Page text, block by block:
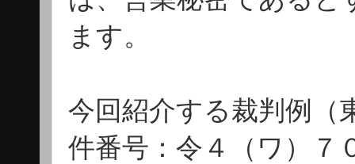
ます。
今回紹介する裁判例（
件番号：令４（ワ）７